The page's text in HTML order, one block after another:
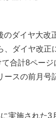
のダイヤ大改
、ダイヤ改正
合計8ページ
ースの前月号
実施された3